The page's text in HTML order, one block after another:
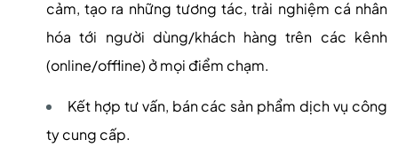
cảm, tạo ra những tương tác, trải nghiệm cá nhân
hóa tới người dùng/khách hàng trên các kênh
(online/offline) ở mọi điểm chạm.
Kết hợp tư vấn, bán các sản phẩm dịch vụ công
ty cung cấp.